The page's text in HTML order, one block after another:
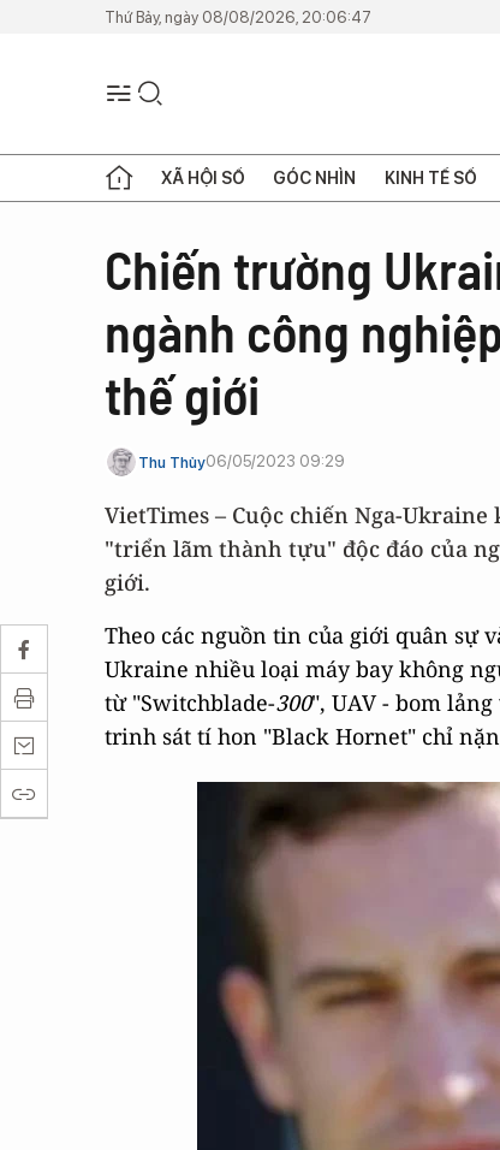
Thứ Bảy, ngày 08/08/2026, 20:06:47
XÃ HỘI SỐ GÓC NHÌN KINH TẾ SỐ
Chiến trường
ngành công
thế giới
Thu Thủy06/05/2023 09:29
VietTimes – Cuộc chiến Nga-
"triển lãm thành tựu" độc đáo của
giới.
Theo các nguồn tin của giới quân sự
Ukraine nhiều loại máy bay không
từ "Switchblade-300", UAV - bom
trinh sát tí hon "Black Hornet" chỉ